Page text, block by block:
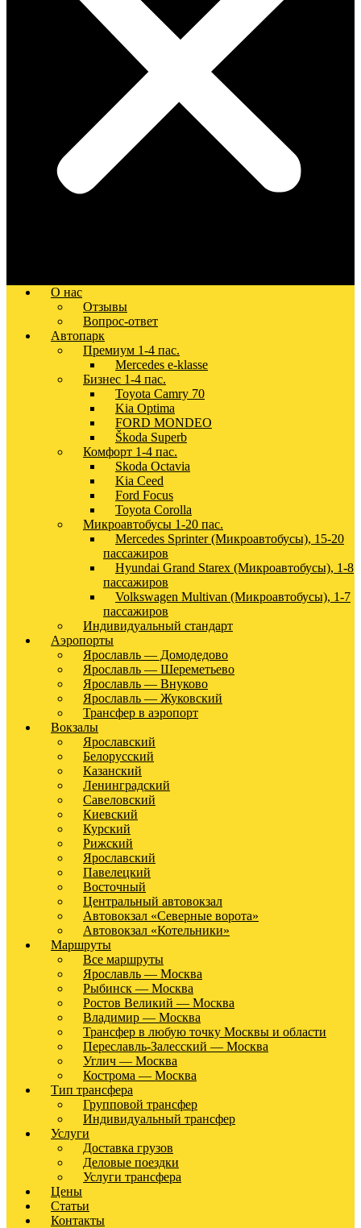
О нас
Отзывы
Вопрос-ответ
Автопарк
Премиум 1-4 пас.
Mercedes e-klasse
Бизнес 1-4 пас.
Toyota Camry 70
Kia Optima
FORD MONDEO
Škoda Superb
Комфорт 1-4 пас.
Skoda Octavia
Kia Ceed
Ford Focus
Toyota Corolla
Микроавтобусы 1-20 пас.
Mercedes Sprinter (Микроавтобусы), 15-20
пассажиров
Hyundai Grand Starex (Микроавтобусы), 1-8
пассажиров
Volkswagen Multivan (Микроавтобусы), 1-7
пассажиров
Индивидуальный стандарт
Аэропорты
Ярославль — Домодедово
Ярославль — Шереметьево
Ярославль — Внуково
Ярославль — Жуковский
Трансфер в аэропорт
Вокзалы
Ярославский
Белорусский
Казанский
Ленинградский
Савеловский
Киевский
Курский
Рижский
Ярославский
Павелецкий
Восточный
Центральный автовокзал
Автовокзал «Северные ворота»
Автовокзал «Котельники»
Маршруты
Все маршруты
Ярославль — Москва
Рыбинск — Москва
Ростов Великий — Москва
Владимир — Москва
Трансфер в любую точку Москвы и области
Переславль-Залесский — Москва
Углич — Москва
Кострома — Москва
Тип трансфера
Групповой трансфер
Индивидуальный трансфер
Услуги
Доставка грузов
Деловые поездки
Услуги трансфера
Цены
Статьи
Контакты